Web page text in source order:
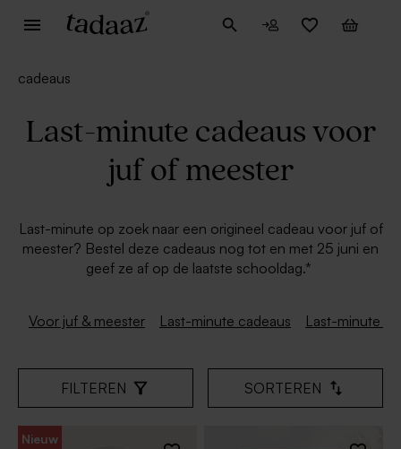
cadeaus
Last-minute cadeaus voor
juf of meester
Last-minute op zoek naar een origineel cadeau voor juf of
meester? Bestel deze cadeaus nog tot en met 25 juni en
geef ze af op de laatste schooldag.*
Voor juf & meester Last-minute cadeaus Last-minute
FILTEREN SORTEREN
Nieuw